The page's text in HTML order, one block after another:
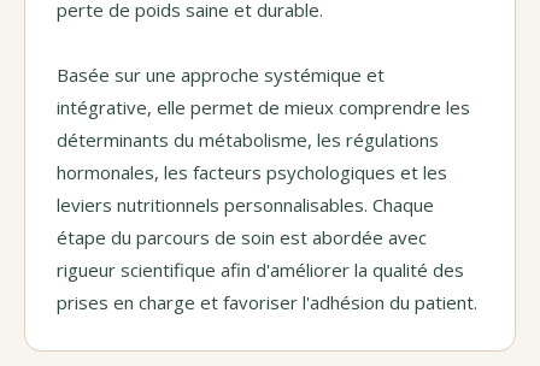
perte de poids saine et durable.
Basée sur une approche systémique et
intégrative, elle permet de mieux comprendre les
déterminants du métabolisme, les régulations
hormonales, les facteurs psychologiques et les
leviers nutritionnels personnalisables. Chaque
étape du parcours de soin est abordée avec
rigueur scientifique afin d'améliorer la qualité des
prises en charge et favoriser l'adhésion du patient.